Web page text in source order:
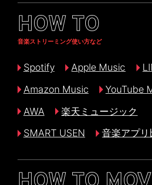
HOW TO
音楽ストリーミング使い方など
Spotify Apple Music
Amazon Music
YouTube
AWA
楽天ミュージック
SMART USEN
音楽アプリ